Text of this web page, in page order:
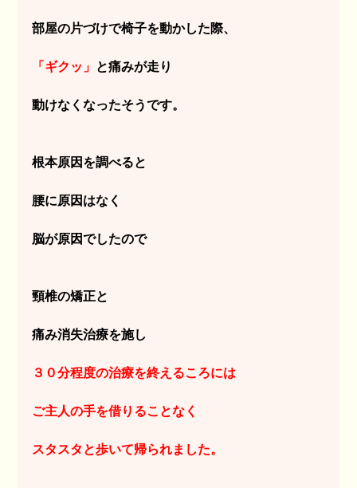
部屋の片づけで椅子を動かした際、
「ギクッ」 と痛みが走り
動けなくなったそうです。
根本原因を調べると
腰に原因はなく
脳が原因でしたので
頸椎の矯正と
痛み消失治療を施し
３０分程度の治療を終えるころには
ご主人の手を借りることなく
スタスタと歩いて帰られました。